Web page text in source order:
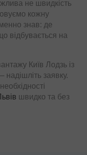
не швидкість
кожну
знав: де
відбувається на
Київ Лодзь із
надішліть заявку.
швидко та без